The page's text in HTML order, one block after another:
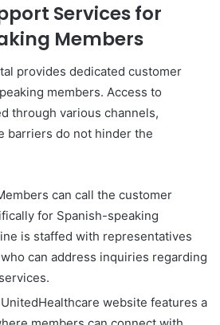
Services for
Members
provides dedicated customer
members. Access to
through various channels,
barriers do not hinder the
can call the customer
for Spanish-speaking
is staffed with representatives
can address inquiries regarding
website features a